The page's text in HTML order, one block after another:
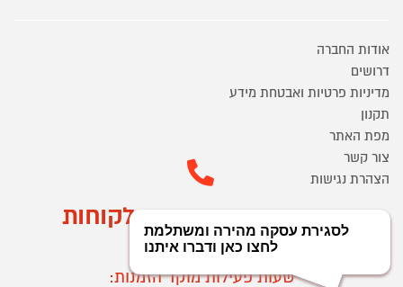
אודות החברה
דרושים
מדיניות פרטיות ואבטחת מידע
תקנון
מפת האתר
צור קשר
הצהרת נגישות
מוקד הזמנות ושירות לקוחות
03-9545370
שעות פעילות מוקד הזמנות: